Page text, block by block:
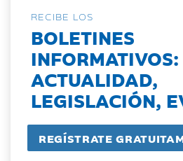
RECIBE LOS
BOLETINES
INFORMATIVOS:
ACTUALIDAD,
LEGISLACIÓN,